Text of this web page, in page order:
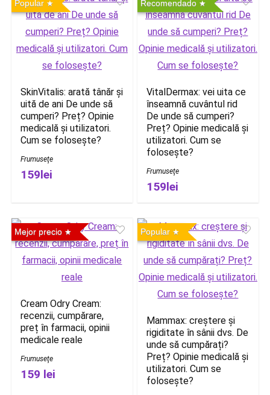
Popular
SkinVitalis: arată tânăr și
uită de ani De unde să
cumperi? Preț? Opinie
medicală și utilizatori.
Cum se folosește?
Frumuseţe
159lei
Recomendado
VitalDermax: vei uita ce
înseamnă cuvântul rid
De unde să cumperi?
Preț? Opinie medicală și
utilizatori. Cum se
folosește?
Frumuseţe
159lei
Mejor precio
Cream Odry Cream:
recenzii, cumpărare,
preț în farmacii, opinii
medicale reale
Frumuseţe
159 lei
Popular
Mammax: creștere și
rigiditate în sânii dvs. De
unde să cumpărați?
Preț? Opinie medicală și
utilizatori. Cum se
folosește?